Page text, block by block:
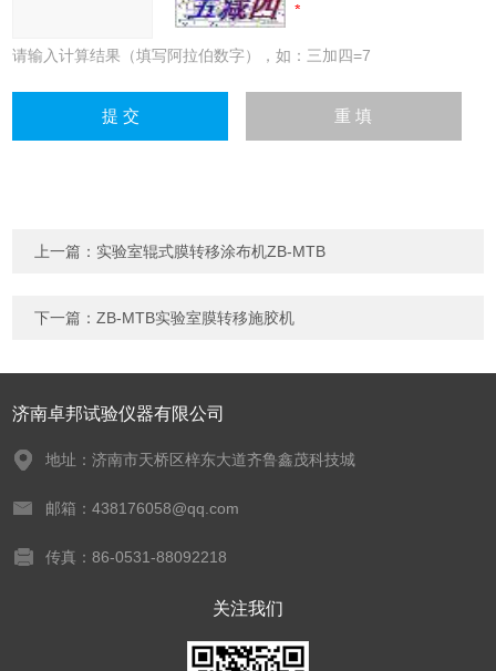
请输入计算结果（填写阿拉伯数字），如：三加四=7
上一篇： 实验室辊式膜转移涂布机ZB-MTB
下一篇：ZB-MTB实验室膜转移施胶机
济南卓邦试验仪器有限公司
地址：济南市天桥区梓东大道齐鲁鑫茂科技城
邮箱：438176058@qq.com
传真：86-0531-88092218
关注我们